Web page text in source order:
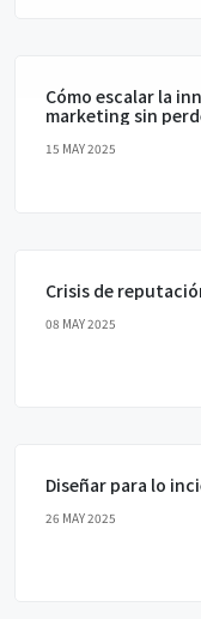
Cómo escalar la
marketing sin
15 MAY 2025
Crisis de
08 MAY 2025
Diseñar para lo
26 MAY 2025